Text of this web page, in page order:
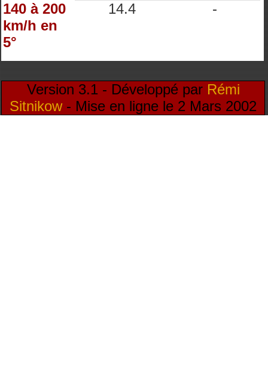
140 à 200
km/h en
5°
14.4 -
Version 3.1 - Développé par Rémi
Sitnikow- Mise en ligne le 2 Mars 2002